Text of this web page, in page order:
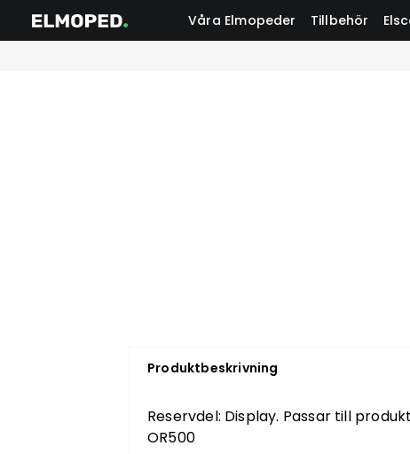
Våra Elmopeder Tillbehör
Produktbeskrivning
Reservdel: Display. Passar till
OR500